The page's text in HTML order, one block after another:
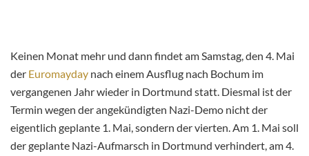
Keinen Monat mehr und dann findet am Samstag, den 4. Mai
der Euromayday nach einem Ausflug nach Bochum im
vergangenen Jahr wieder in Dortmund statt. Diesmal ist der
Termin wegen der angekündigten Nazi-Demo nicht der
eigentlich geplante 1. Mai, sondern der vierten. Am 1. Mai soll
der geplante Nazi-Aufmarsch in Dortmund verhindert, am 4.